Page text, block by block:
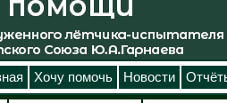
Хочу помочь Новости